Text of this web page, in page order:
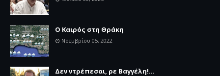
Ο Καιρός στη Θράκη
Νοεμβρίου 05, 2022
Δεν ντρέπεσαι, ρε Βαγγέλη!...